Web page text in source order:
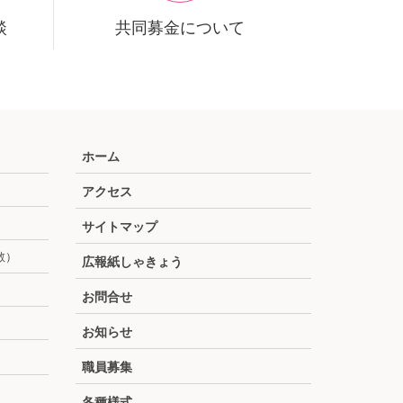
共同募金について
ホーム
アクセス
サイトマップ
広報紙しゃきょう
お問合せ
お知らせ
職員募集